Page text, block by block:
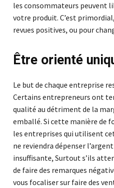
les consommateurs peuvent
votre produit. C’est
revues positives, ou pour
Être orienté
Le but de chaque entreprise
Certains entrepreneurs ont
qualité au détriment de la
emballé. Si cette manière de
les entreprises qui utilisent
ne reviendra dépenser
insuffisante, Surtout s’ils
de faire des remarques
vous focaliser sur faire des